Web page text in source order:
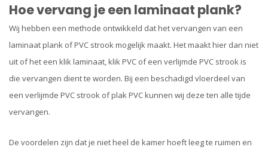
Hoe vervang je een laminaat plank?
Wij hebben een methode ontwikkeld dat het vervangen van een
laminaat plank of PVC strook mogelijk maakt. Het maakt hier dan niet
uit of het een klik laminaat, klik PVC of een verlijmde PVC strook is
die vervangen dient te worden. Bij een beschadigd vloerdeel van
een verlijmde PVC strook of plak PVC kunnen wij deze ten alle tijde
vervangen.
De voordelen zijn dat je niet heel de kamer hoeft leeg te ruimen en